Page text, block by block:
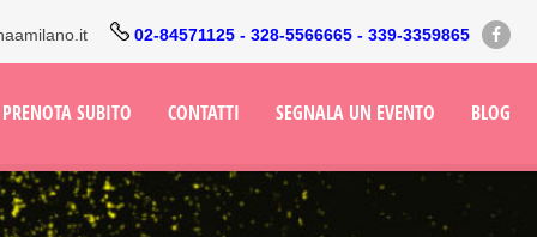
02-84571125 - 328-5566665 - 339-3359865
PRENOTA SUBITO CONTATTI SEGNALA UN EVENTO BLOG